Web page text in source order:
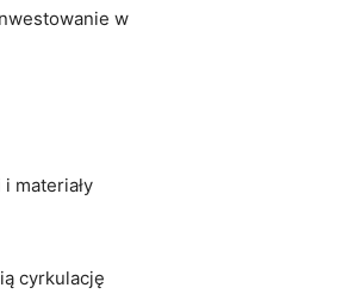
w‌
materiały
⁣cyrkulację